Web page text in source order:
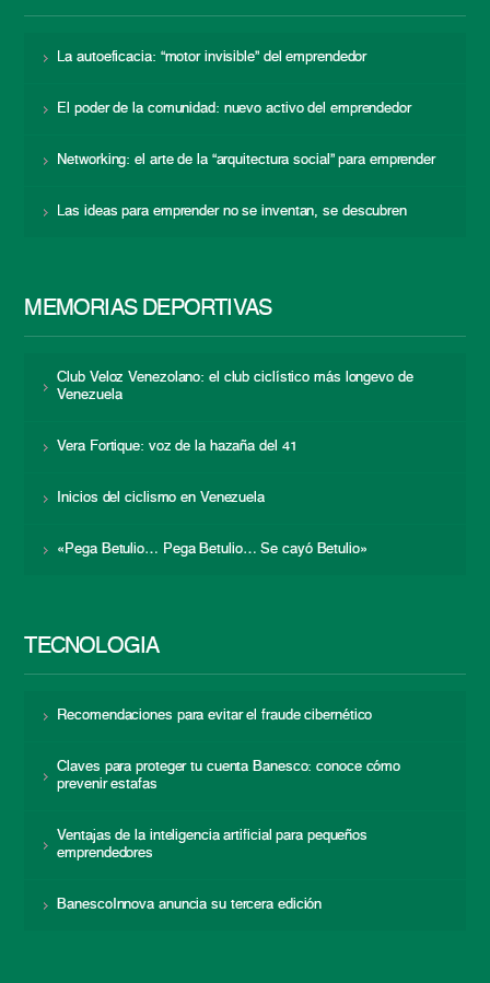
La autoeficacia: “motor invisible” del emprendedor
El poder de la comunidad: nuevo activo del emprendedor
Networking: el arte de la “arquitectura social” para emprender
Las ideas para emprender no se inventan, se descubren
MEMORIAS DEPORTIVAS
Club Veloz Venezolano: el club ciclístico más longevo de
Venezuela
Vera Fortique: voz de la hazaña del 41
Inicios del ciclismo en Venezuela
«Pega Betulio… Pega Betulio… Se cayó Betulio»
TECNOLOGÍA
Recomendaciones para evitar el fraude cibernético
Claves para proteger tu cuenta Banesco: conoce cómo
prevenir estafas
Ventajas de la inteligencia artificial para pequeños
emprendedores
BanescoInnova anuncia su tercera edición